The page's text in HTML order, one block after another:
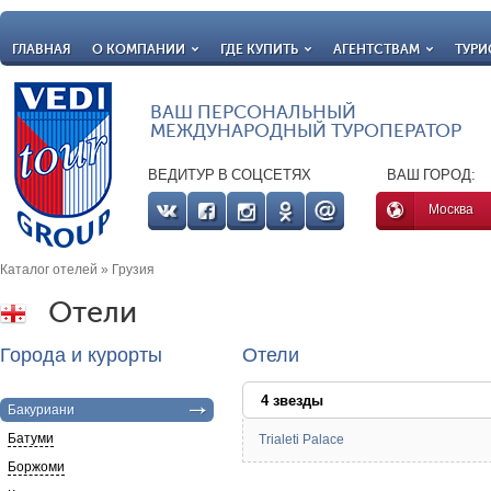
ГЛАВНАЯ О КОМПАНИИ ГДЕ КУПИТЬ АГЕНТСТВАМ
ВАШ ПЕРСОНАЛЬНЫЙ
МЕЖДУНАРОДНЫЙ ТУРОПЕРАТОР
ВЕДИТУР В СОЦСЕТЯХ ВАШ ГОРОД:
Москва
Каталог отелей » Грузия
Отели
Города и курорты
Бакуриани
Батуми
Боржоми
Отели
4 звезды
Trialeti Palace